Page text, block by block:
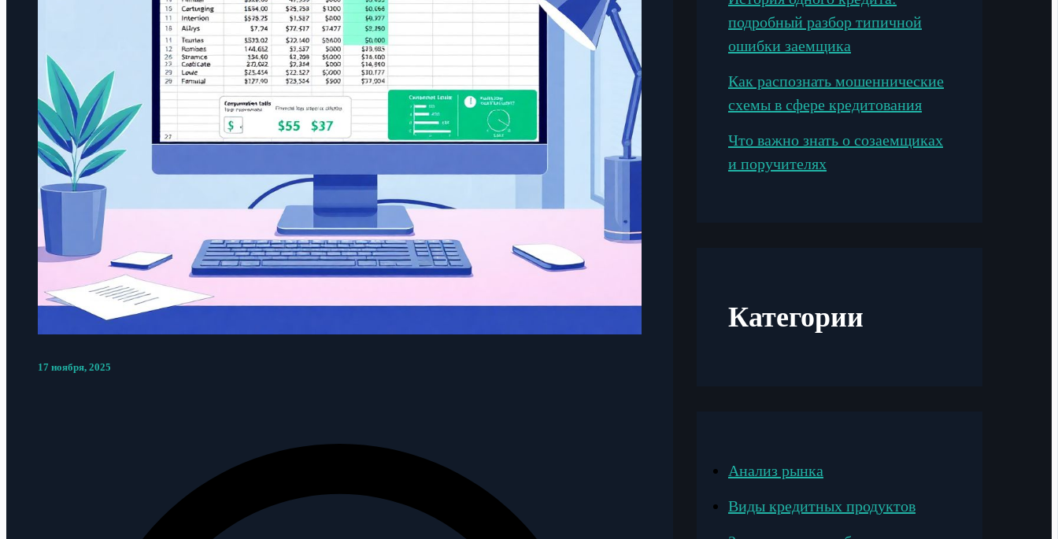
17 ноября, 2025
подробный разбор типичной
ошибки заемщика
Как распознать мошеннические
схемы в сфере кредитования
Что важно знать о созаемщиках
и поручителях
Категории
Анализ рынка
Виды кредитных продуктов